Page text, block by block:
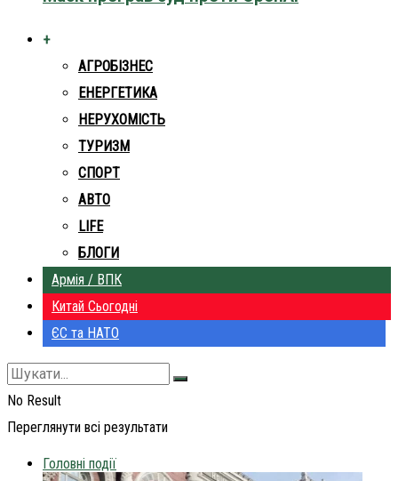
+
АГРОБІЗНЕС
ЕНЕРГЕТИКА
НЕРУХОМІСТЬ
ТУРИЗМ
СПОРТ
АВТО
LIFE
БЛОГИ
Армія / ВПК
Китай Сьогодні
ЄС та НАТО
No Result
Переглянути всі результати
Головні події